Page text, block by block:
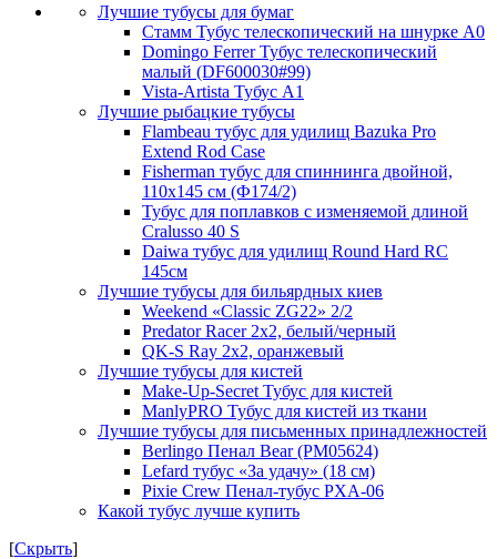
Лучшие тубусы для бумаг
Стамм Тубус телескопический на шнурке А0
Domingo Ferrer Тубус телескопический
малый (DF600030#99)
Vista-Artista Тубус А1
Лучшие рыбацкие тубусы
Flambeau тубус для удилищ Bazuka Pro
Extend Rod Case
Fisherman тубус для спиннинга двойной,
110х145 см (Ф174/2)
Тубус для поплавков с изменяемой длиной
Cralusso 40 S
Daiwa тубус для удилищ Round Hard RC
145см
Лучшие тубусы для бильярдных киев
Weekend «Classic ZG22» 2/2
Predator Racer 2x2, белый/черный
QK-S Ray 2x2, оранжевый
Лучшие тубусы для кистей
Make-Up-Secret Тубус для кистей
ManlyPRO Тубус для кистей из ткани
Лучшие тубусы для письменных принадлежностей
Berlingo Пенал Bear (PM05624)
Lefard тубус «За удачу» (18 см)
Pixie Crew Пенал-тубус PXA-06
Какой тубус лучше купить
[Скрыть]